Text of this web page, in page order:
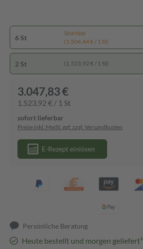
6 St
Spartipp
(1.504,44 € / 1 St)
2 St (1.523,92 € / 1 St)
3.047,83 €
1.523,92 € / 1 St
sofort lieferbar
Preise inkl. MwSt. ggf. zzgl. Versandkosten
E-Rezept einlösen
Persönliche Beratung
Heute bestellt und morgen geliefert³